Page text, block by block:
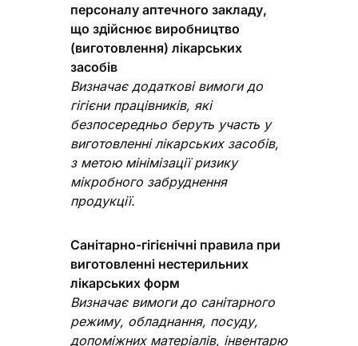
персоналу аптечного закладу,
що здійснює виробництво
(виготовлення) лікарських
засобів
Визначає додаткові вимоги до
гігієни працівників, які
безпосередньо беруть участь у
виготовленні лікарських засобів,
з метою мінімізації ризику
мікробного забруднення
продукції.
Санітарно-гігієнічні правила при
виготовленні нестерильних
лікарських форм
Визначає вимоги до санітарного
режиму, обладнання, посуду,
допоміжних матеріалів, інвентарю